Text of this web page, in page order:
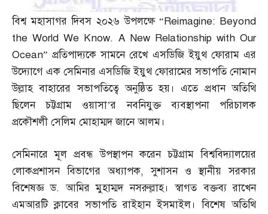
বিশ্ব মহাসাগর দিবস ২০২৬ উপলক্ষে “Reimagine: Beyond
the World We Know. A New Relationship with Our
Ocean” প্রতিপাদ্যকে সামনে রেখে এসডিজি ইয়ুথ ফোরাম এর
উদ্যোগে এক সেমিনার এসডিজি ইয়ুথ ফোরামের সভাপতি নোমান
উল্লাহ বাহারের সভাপতিত্বে অনুষ্ঠিত হয়। এতে প্রধান অতিথি
ছিলেন চট্টগ্রাম ওয়াসা’র নবনিযুক্ত ব্যবস্থাপনা পরিচালক
প্রকৌশলী সেলিম মোহাম্মদ জানে আলম।
সেমিনারে মূল প্রবন্ধ উপস্থাপন করেন চট্টগ্রাম বিশ্ববিদ্যালয়ের
লোকপ্রশাসন বিভাগের অধ্যাপক,সুশাসন ও স্থানীয় সরকার
বিশেষজ্ঞ ড.আমির মুহাম্মদ নসরুল্লাহ। স্বাগত বক্তব্য রাখেন
এমআরটি ক্লাবের সভাপতি রাইহান ইসমাইল। বিশেষ অতিথি